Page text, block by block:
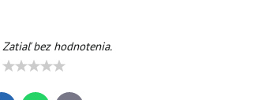
Zatiaľ bez hodnotenia.